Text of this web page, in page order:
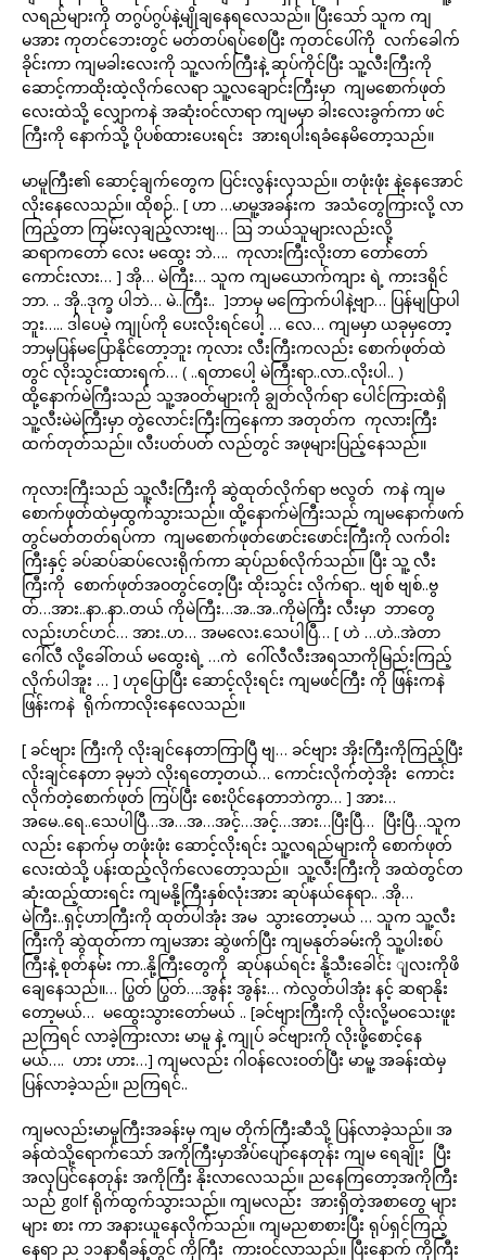
လရည်များကို တဂွပ်ဂွပ်နဲ့မျိုချနေရလေသည်။ ပြီးသော် သူက ကျ
မအား ကုတင်ဘေးတွင် မတ်တပ်ရပ်စေပြီး ကုတင်ပေါ်ကို လက်ခေါက်
ခိုင်းကာ ကျမခါးလေးကို သူ့လက်ကြီးနဲ့ ဆုပ်ကိုင်ပြီး သူ့လီးကြီးကို
ဆောင့်ကာထိုးထဲ့လိုက်လေရာ သူ့လချောင်းကြီးမှာ ကျမစောက်ဖုတ်
လေးထဲသို့ လျှောကနဲ အဆုံးဝင်လာရာ ကျမမှာ ခါးလေးခွက်ကာ ဖင်
ကြီးကို နောက်သို့ ပိုပစ်ထားပေးရင်း အားရပါးရခံနေမိတော့သည်။
မာမူကြီး၏ ဆောင့်ချက်တွေက ပြင်းလွန်းလှသည်။ တဖုံးဖုံး နဲ့နေအောင်
လိုးနေလေသည်။ ထိုစဉ်.. [ ဟာ …မာမူ့အခန်းက အသံတွေကြားလို့ လာ
ကြည့်တာ ကြမ်းလှချည့်လားဗျ… ဩ ဘယ်သူများလည်းလို့
ဆရာကတော် လေး မထွေး ဘဲ…. ကုလားကြီးလိုးတာ တော်တော်
ကောင်းလား… ] အို… မဲကြီး… သူက ကျမယောက်ကျား ရဲ့ ကားဒရိုင်
ဘာ. .. အို..ဒုက္ခ ပါဘဲ… မဲ..ကြီး.. ]ဘာမှ မကြောက်ပါနဲ့ဗျာ… ပြန်မျပြာပါ
ဘူး….. ဒါပေမဲ့ ကျုပ်ကို ပေးလိုးရင်ပေါ့ … လေ… ကျမမှာ ယခုမှတော့
ဘာမှပြန်မပြောနိုင်တော့ဘူး ကုလား လီးကြီးကလည်း စောက်ဖုတ်ထဲ
တွင် လိုးသွင်းထားရက်… ( ..ရတာပေါ့ မဲကြီးရာ..လာ..လိုးပါ.. )
ထို့နောက်မဲကြီးသည် သူ့အဝတ်များကို ချွတ်လိုက်ရာ ပေါင်ကြားထဲရှိ
သူ့လီးမဲမဲကြီးမှာ တွဲလောင်းကြီးကြနေကာ အတုတ်က ကုလားကြီး
ထက်တုတ်သည်။ လီးပတ်ပတ် လည်တွင် အဖုများပြည့်နေသည်။
ကုလားကြီးသည် သူ့လီးကြီးကို ဆွဲထုတ်လိုက်ရာ ဗလွတ် ကနဲ ကျမ
စောက်ဖုတ်ထဲမှထွက်သွားသည်။ ထို့နောက်မဲကြီးသည် ကျမနောက်ဖက်
တွင်မတ်တတ်ရပ်ကာ ကျမစောက်ဖုတ်ဖောင်းဖောင်းကြီးကို လက်ဝါး
ကြီးနှင့် ခပ်ဆပ်ဆပ်လေးရိုက်ကာ ဆုပ်ညစ်လိုက်သည်။ ပြီး သူ့ လီး
ကြီးကို စောက်ဖုတ်အဝတွင်တေ့ပြီး ထိုးသွင်း လိုက်ရာ.. ဗျစ် ဗျစ်..ဗွ
တ်…အား..နာ..နာ..တယ် ကိုမဲကြီး…အ..အ..ကိုမဲကြီး လီးမှာ ဘာတွေ
လည်းဟင်ဟင်… အား..ဟ… အမလေး.သေပါပြီ… [ ဟဲ …ဟဲ..အဲတာ
ဂေါ်လီ လို့ခေါ်တယ် မထွေးရဲ့ …ကဲ ဂေါ်လီလီးအရသာကိုမြည်းကြည့်
လိုက်ပါအူး … ] ဟုပြောပြီး ဆောင့်လိုးရင်း ကျမဖင်ကြီး ကို ဖြန်းကနဲ
ဖြန်းကနဲ ရိုက်ကာလိုးနေလေသည်။
[ ခင်ဗျား ကြီးကို လိုးချင်နေတာကြာပြီ ဗျ… ခင်ဗျား အိုးကြီးကိုကြည့်ပြီး
လိုးချင်နေတာ ခုမှဘဲ လိုးရတော့တယ်… ကောင်းလိုက်တဲ့အိုး ကောင်း
လိုက်တဲ့စောက်ဖုတ် ကြပ်ပြီး စေးပိုင်နေတာဘဲကွာ… ] အား…
အမေ..ရေ..သေပါပြီ…အ…အ…အင့်…အင့်…အား…ပြီးပြီ… ပြီးပြီ…သူက
လည်း နောက်မှ တဖုံးဖုံး ဆောင့်လိုးရင်း သူ့လရည်များကို စောက်ဖုတ်
လေးထဲသို့ ပန်းထည့်လိုက်လေတော့သည်။ သူ့လီးကြီးကို အထဲတွင်တ
ဆုံးထည့်ထားရင်း ကျမနို့ကြီးနှစ်လုံးအား ဆုပ်နယ်နေရာ.. .အို…
မဲကြီး..ရှင့်ဟာကြီးကို ထုတ်ပါအုံး အမ သွားတော့မယ် … သူက သူ့လီး
ကြီးကို ဆွဲထုတ်ကာ ကျမအား ဆွဲဖက်ပြီး ကျမနုတ်ခမ်းကို သူ့ပါးစပ်
ကြီးနဲ့ စုတ်နမ်း ကာ..နို့ကြီးတွေကို ဆုပ်နယ်ရင်း နို့သီးခေါင်း ျလးကိုဖိ
ချေနေသည်။… ပြွတ် ပြွတ်….အွန်း အွန်း… ကဲလွတ်ပါအုံး နင့် ဆရာနိုး
တော့မယ်… မထွေးသွားတော်မယ် .. [ခင်ဗျားကြီးကို လိုးလို့မဝသေးဖူး
ညကြရင် လာခဲ့ကြားလား မာမူ နဲ့ ကျုပ် ခင်ဗျားကို လိုးဖို့စောင့်နေ
မယ်…. ဟား ဟား…] ကျမလည်း ဂါဝန်လေးဝတ်ပြီး မာမူ့ အခန်းထဲမှ
ပြန်လာခဲ့သည်။ ညကြရင်..
ကျမလည်းမာမူကြီးအခန်းမှ ကျမ တိုက်ကြီးဆီသို့ ပြန်လာခဲ့သည်။ အ
ခန်ထဲသို့ရောက်သော် အကိုကြီးမှာအိပ်ပျော်နေတုန်း ကျမ ရေချိုး ပြီး
အလှပြင်နေတုန်း အကိုကြီး နိုးလာလေသည်။ ညနေကြတော့အကိုကြီး
သည် golf ရိုက်ထွက်သွားသည်။ ကျမလည်း အားရှိတဲ့အစာတွေ များ
များ စား ကာ အနားယူနေလိုက်သည်။ ကျမညစာစားပြီး ရုပ်ရှင်ကြည့်
နေရာ ည ၁၁နာရီခန့်တွင် ကိုကြီး ကားဝင်လာသည်။ ပြီးနောက် ကိုကြီး